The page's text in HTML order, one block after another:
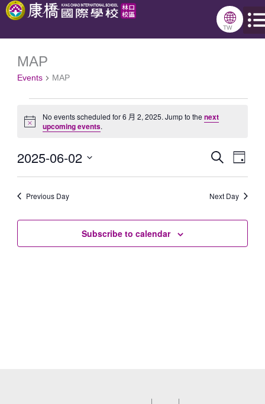
跳
🌐
TW
MAP
Events MAP
Events
for
月
2025
Notice
No events scheduled for 6 月 2, 2025. Jump to the next
upcoming events.
Events
Search
and
SearchEvent
Day
2025-06-02
Select
date.
Previous Day Next Day
Subscribe to calendar